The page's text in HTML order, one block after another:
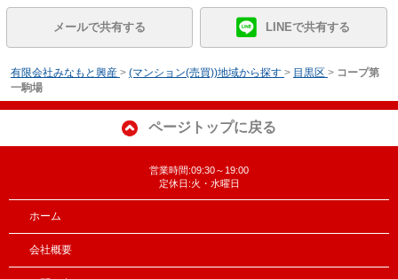
メールで共有する LINEで共有する
有限会社みなもと興産 > (マンション(売買))地域から探す > 目黒区 > コープ第
一駒場
ページトップに戻る
営業時間:09:30～19:00
定休日:火・水曜日
ホーム
会社概要